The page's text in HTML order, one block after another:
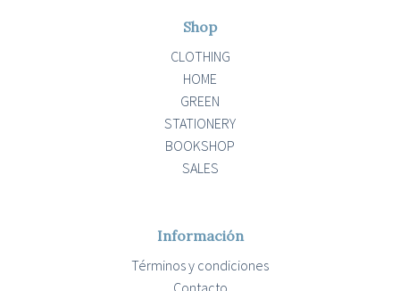
Shop
CLOTHING
HOME
GREEN
STATIONERY
BOOKSHOP
SALES
Información
Términos y condiciones